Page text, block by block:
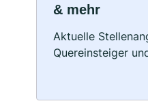
& mehr
Aktuelle
Quereinsteiger